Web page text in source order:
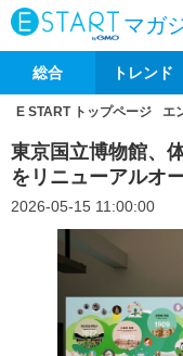
マガ
総合 トレンド
E START トップページ エ
東京国立博物館、
をリニューアルオ
2026-05-15 11:00:00